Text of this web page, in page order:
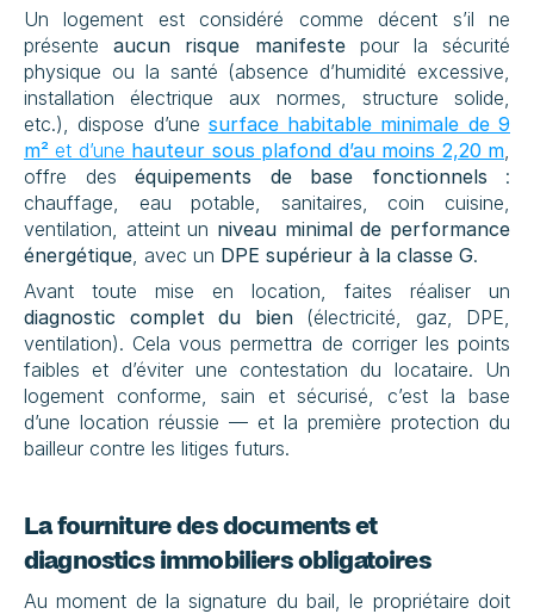
Un logement est considéré comme décent s’il ne
présente aucun risque manifeste pour la sécurité
physique ou la santé (absence d’humidité excessive,
installation électrique aux normes, structure solide,
etc.), dispose d’une surface habitable minimale de 9
m² et d’une hauteur sous plafond d’au moins 2,20 m,
offre des équipements de base fonctionnels :
chauffage, eau potable, sanitaires, coin cuisine,
ventilation, atteint un niveau minimal de performance
énergétique, avec un DPE supérieur à la classe G.
diagnostic complet du bien (électricité, gaz, DPE,
ventilation). Cela vous permettra de corriger les points
faibles et d’éviter une contestation du locataire. Un
logement conforme, sain et sécurisé, c’est la base
d’une location réussie — et la première protection du
bailleur contre les litiges futurs.
La fourniture des documents et
diagnostics immobiliers obligatoires
Au moment de la signature du bail, le propriétaire doit